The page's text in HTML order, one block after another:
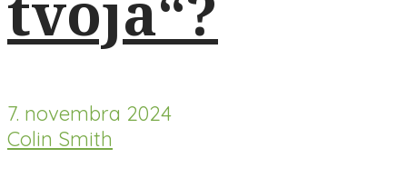
7. novembra 2024
Colin Smith